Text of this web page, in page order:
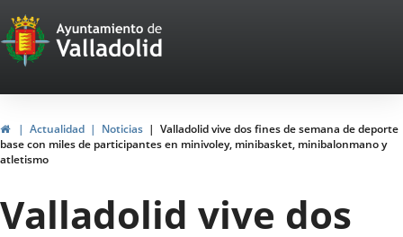
Portal
Web
del
Ayuntamiento
de
Valladolid
HomeActualidad Noticias
Valladolid vive dos fines de semana de deporte
base con miles de participantes en minivoley, minibasket, minibalonmano y
atletismo
Valladolid vive dos